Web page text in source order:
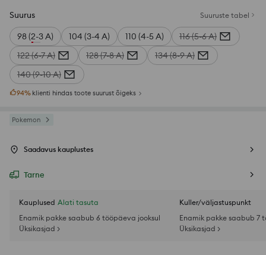
Suurus Suuruste tabel
98 (2-3 A) 104 (3-4 A) 110 (4-5 A)
116 (5-6 A)
122 (6-7 A)
128 (7-8 A)
134 (8-9 A)
140 (9-10 A)
94% klienti hindas toote suurust õigeks
Pokemon
Saadavus kauplustes
Tarne
Kauplused Alati tasuta
Enamik pakke saabub 6 tööpäeva jooksul
Üksikasjad >
Kuller/väljastuspunkt
Enamik pakke saabub 7
Üksikasjad >